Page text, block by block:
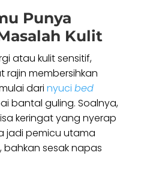
Punya
Kulit
atau kulit sensitif,
membersihkan
dari nyuci bed
bantal guling. Soalnya,
keringat yang nyerap
jadi pemicu utama
sesak napas